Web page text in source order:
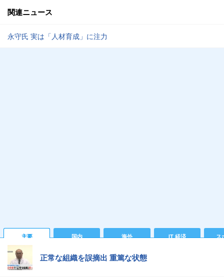
関連ニュース
永守氏 実は「人材育成」に注力
主要 国内 海外 IT 経済 ス
正常な組織を誤摘出 重篤な状態